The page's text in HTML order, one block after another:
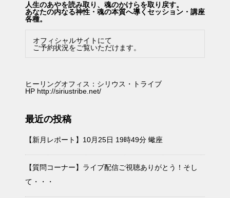
人生のあやを読み取り、魂のかけらを取り戻す。
あなたの内なる神性・魂の本質へ導くセッション・講座
各種。
オフィシャルサイトにて
ご予約状況をご覧いただけます。
ヒーリングオフィス：シリウス・トライブ
HP http://siriustribe.net/
最近の投稿
【新月レポート】10月25日 19時49分 蠍座
【質問コーナー】ライブ配信ご視聴ありがとう！そし
て・・・